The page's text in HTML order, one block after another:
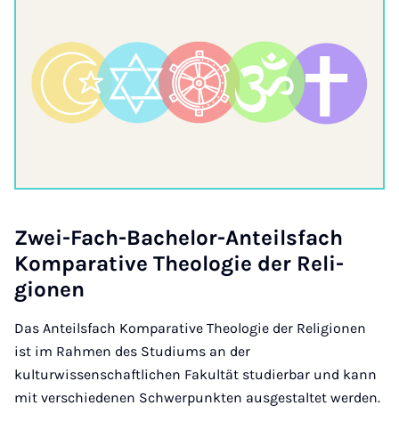
Zwei-Fach-Bach­el­or-Anteils­fach
Kom­par­at­ive Theo­lo­gie der Re­li­
gion­en
Das Anteilsfach Komparative Theologie der Religionen
ist im Rahmen des Studiums an der
kulturwissenschaftlichen Fakultät studierbar und kann
mit verschiedenen Schwerpunkten ausgestaltet werden.